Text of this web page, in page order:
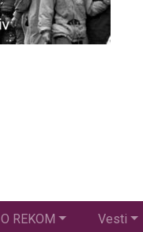
O REKOM Vesti